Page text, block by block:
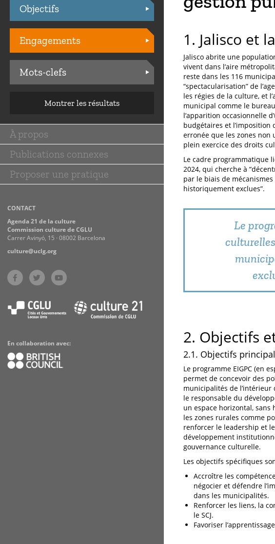
Practices
Objectifs
Engagements
Mots-clefs
Montrer les résultats
Main
navigation
À propos
Publications connexes
Proposer une pratique
CONTACT
Agenda 21 de la culture
Commission culture de CGLU
Carrer Avinyó, 15 · 08002 Barcelona
culture@uclg.org
En collaboration avec:
1. Jalisco et
Jalisco abrite une
vivent dans l’aire
reste dans les 116
“spectacularisation” de
les régies de la culture, et
municipal comme le
l’apparition occasionnelle
budgétaires et
erronée que les zones
plein exercice des droits
Le cadre programmatique
2024, qui cherche à
par le biais de
historiquement exclues”.
Le
2. Objectifs
2.1. Objectifs
Le programme EIGPC (en
permet de concevoir des
municipalités de l’intérieur
le responsable du
un espace horizontal, sans
les zones rurales comme
renforcer le leadership et
développement
gouvernance culturelle.
Les objectifs spécifiques
Accroître les
négocier et défendre
dans les municipalités.
Renforcer les liens, la
le SCJ.
Favoriser